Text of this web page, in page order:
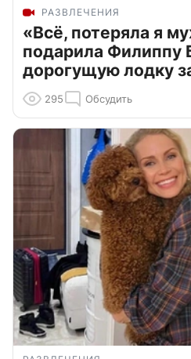
РАЗВЛЕЧЕНИЯ
«Всё, потеряла я
подарила Филиппу
дорогущую лодку
295 Обсудить